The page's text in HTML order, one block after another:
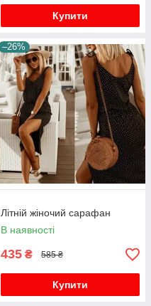
Купити
–26%
Літній жіночий сарафан
В наявності
435 ₴ 585 ₴
Купити